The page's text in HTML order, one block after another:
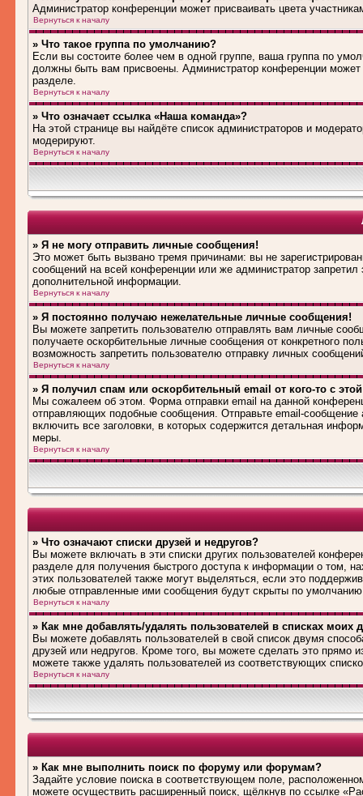
Администратор конференции может присваивать цвета
Вернуться к началу
» Что такое группа по умолчанию?
Если вы состоите более чем в одной группе, ваша группа по
должны быть вам присвоены. Администратор конференции
разделе.
Вернуться к началу
» Что означает ссылка «Наша команда»?
На этой странице вы найдёте список администраторов и
модерируют.
Вернуться к началу
» Я не могу отправить личные сообщения!
Это может быть вызвано тремя причинами: вы не
сообщений на всей конференции или же администратор
дополнительной информации.
Вернуться к началу
» Я постоянно получаю нежелательные личные сообщения!
Вы можете запретить пользователю отправлять вам личные
получаете оскорбительные личные сообщения от конкретного
возможность запретить пользователю отправку личных
Вернуться к началу
» Я получил спам или оскорбительный email от кого-то с
Мы сожалеем об этом. Форма отправки email на данной
отправляющих подобные сообщения. Отправьте email-
включить все заголовки, в которых содержится детальная
меры.
Вернуться к началу
» Что означают списки друзей и недругов?
Вы можете включать в эти списки других пользователей
разделе для получения быстрого доступа к информации о том,
этих пользователей также могут выделяться, если это
любые отправленные ими сообщения будут скрыты по
Вернуться к началу
» Как мне добавлять/удалять пользователей в списках моих
Вы можете добавлять пользователей в свой список двумя
друзей или недругов. Кроме того, вы можете сделать это прямо
можете также удалять пользователей из соответствующих
Вернуться к началу
» Как мне выполнить поиск по форуму или форумам?
Задайте условие поиска в соответствующем поле,
можете осуществить расширенный поиск, щёлкнув по ссылке